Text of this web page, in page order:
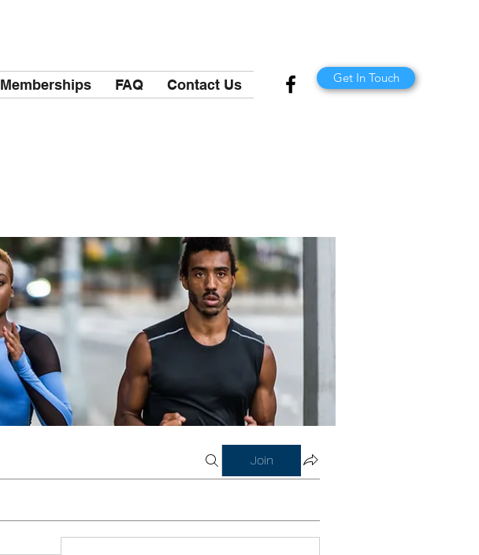
Memberships FAQ Contact Us Get In Touch
Join